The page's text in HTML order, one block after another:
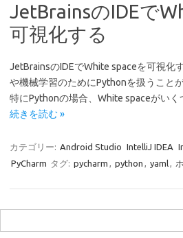
JetBrainsのIDEで
可視化する
JetBrainsのIDEでWhite spaceを可視化
や機械学習のためにPythonを扱うこと
特にPythonの場合、White spaceがい
続きを読む »
カテゴリー: Android Studio IntelliJ IDEA
PyCharm タグ: pycharm , python , yaml,
索: